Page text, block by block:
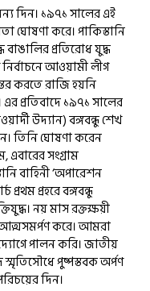
দিন। ১৯৭১ সালের এই
ঘোষণা করে। পাকিস্তানি
প্রতিরোধ যুদ্ধ
আওয়ামী লীগ
করতে রাজি হয়নি
প্রতিবাদে ১৯৭১ সালের
উদ্যান) বঙ্গবন্ধু শেখ
তিনি ঘোষণা করেন
এবারের সংগ্রাম
বাহিনী ‘অপারেশন
প্রহরে বঙ্গবন্ধু
নয় মাস রক্তক্ষয়ী
আত্মসমর্পণ করে। আমরা
পালন করি। জাতীয়
পুষ্পস্তবক অর্পণ
দিন।